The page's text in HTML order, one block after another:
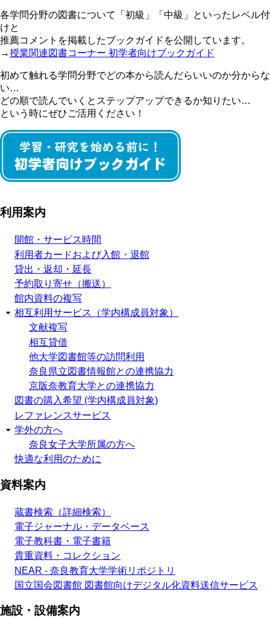
各学問分野の図書について「初級」「中級」といったレベル付
けと
推薦コメントを掲載したブックガイドを公開しています。
→授業関連図書コーナー 初学者向けブックガイド
初めて触れる学問分野でどの本から読んだらいいのか分からな
い…
どの順で読んでいくとステップアップできるか知りたい…
という時にぜひご活用ください！
利用案内
開館・サービス時間
利用者カードおよび入館・退館
貸出・返却・延長
予約取り寄せ（搬送）
館内資料の複写
相互利用サービス（学内構成員対象）
文献複写
相互貸借
他大学図書館等の訪問利用
奈良県立図書情報館との連携協力
京阪奈教育大学との連携協力
図書の購入希望 (学内構成員対象)
レファレンスサービス
学外の方へ
奈良女子大学所属の方へ
快適な利用のために
資料案内
蔵書検索（詳細検索）
電子ジャーナル・データベース
電子教科書・電子書籍
貴重資料・コレクション
NEAR - 奈良教育大学学術リポジトリ
国立国会図書館 図書館向けデジタル化資料送信サービス
施設・設備案内